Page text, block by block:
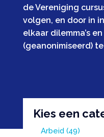
de Vereniging
volgen, en door in
elkaar dilemma’s
(geanonimiseerd)
Kies een
Arbeid (49)